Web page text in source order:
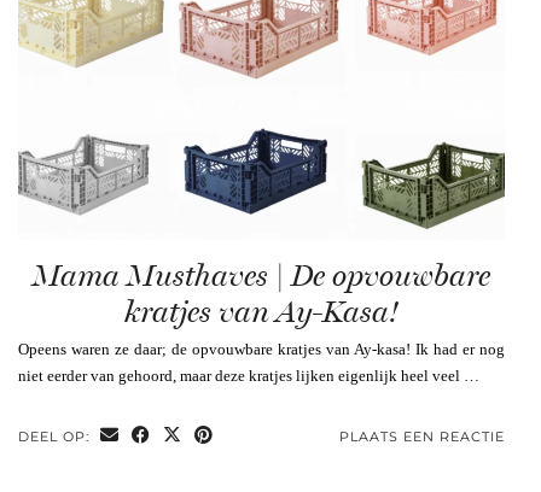
Mama Musthaves | De opvouwbare
kratjes van Ay-Kasa!
Opeens waren ze daar; de opvouwbare kratjes van Ay-kasa! Ik had er nog
niet eerder van gehoord, maar deze kratjes lijken eigenlijk heel veel …
DEEL OP: PLAATS EEN REACTIE